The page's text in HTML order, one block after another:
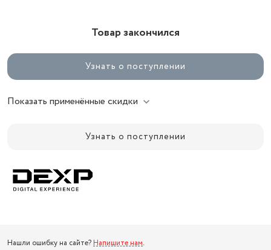
Товар закончился
Узнать о поступлении
Показать применённые скидки
Узнать о поступлении
Нашли ошибку на сайте? Напишите нам.